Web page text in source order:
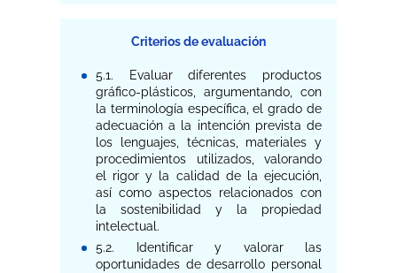
Criterios de evaluación
5.1. Evaluar diferentes productos
gráfico-plásticos, argumentando, con
la terminología específica, el grado de
adecuación a la intención prevista de
los lenguajes, técnicas, materiales y
procedimientos utilizados, valorando
el rigor y la calidad de la ejecución,
así como aspectos relacionados con
la sostenibilidad y la propiedad
intelectual.
5.2. Identificar y valorar las
oportunidades de desarrollo personal